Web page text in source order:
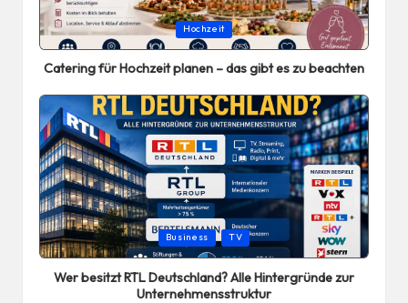
Posted
in
Hochzeit
Catering für Hochzeit planen – das gibt es zu beachten
Posted
in
Business TV
Wer besitzt RTL Deutschland? Alle Hintergründe zur
Unternehmensstruktur